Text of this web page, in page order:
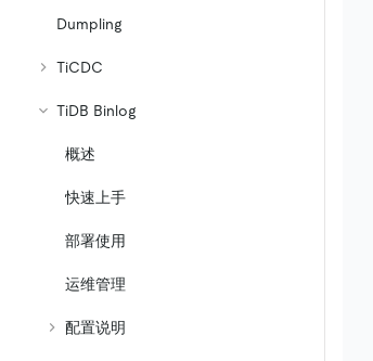
Dumpling
TiCDC
TiDB Binlog
概述
快速上手
部署使用
运维管理
配置说明